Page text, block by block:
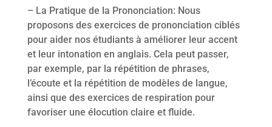
– La Pratique de la Prononciation: Nous
proposons des exercices de prononciation ciblés
pour aider nos étudiants à améliorer leur accent
et leur intonation en anglais. Cela peut passer,
par exemple, par la répétition de phrases,
l’écoute et la répétition de modèles de langue,
ainsi que des exercices de respiration pour
favoriser une élocution claire et fluide.